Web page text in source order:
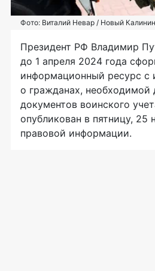
Фото: Виталий Невар / Новый
Президент РФ Владимир
до 1 апреля 2024 года
информационный ресурс с
о гражданах, необходимой
документов воинского
опубликован в пятницу, 25
правовой информации.